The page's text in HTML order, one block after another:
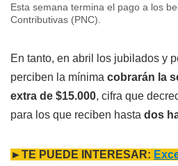
Esta semana termina el pago a los
Contributivas (PNC).
En tanto, en abril los jubilados y
perciben la mínima cobrarán la
extra de $15.000, cifra que
para los que reciben hasta dos
►TE PUEDE INTERESAR: